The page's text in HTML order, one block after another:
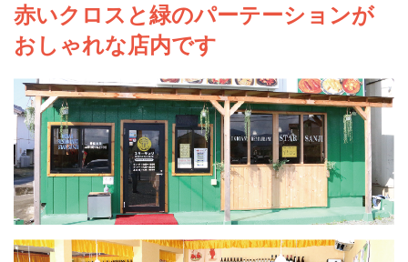
赤いクロスと緑のパーテーションが
おしゃれな店内です